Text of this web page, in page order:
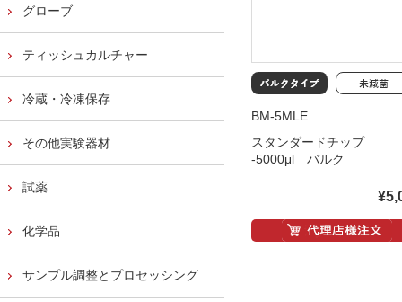
BM-5MLE
スタンダードチップ
-5000μl バルク
グローブ
ティッシュカルチャー
冷蔵・冷凍保存
その他実験器材
試薬
化学品
サンプル調整とプロセッシング